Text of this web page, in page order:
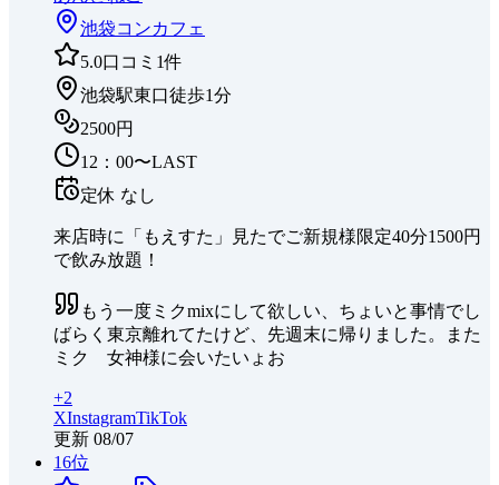
池袋コンカフェ
5.0口コミ 1件
池袋駅東口徒歩1分
2500円
12：00〜LAST
定休 なし
来店時に「もえすた」見たでご新規様限定40分1500円
で飲み放題！
もう一度ミクmixにして欲しい、ちょいと事情でし
ばらく東京離れてたけど、先週末に帰りました。また
ミク 女神様に会いたいょお
+2
XInstagramTikTok
更新 08/07
16位